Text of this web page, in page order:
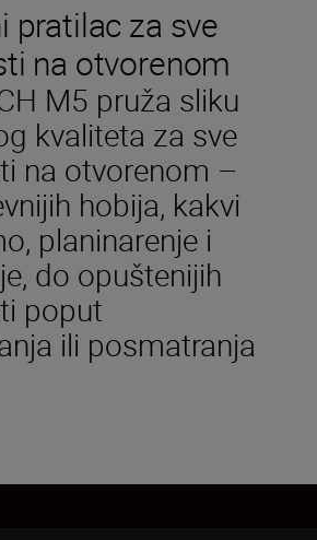
pratilac za sve
na otvorenom
M5 pruža sliku
kvaliteta za sve
na otvorenom –
hobija, kakvi
planinarenje i
do opuštenijih
poput
ili posmatranja